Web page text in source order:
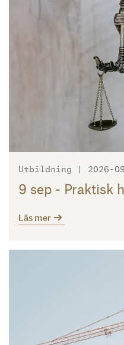
Utbildning | 2026-
9 sep - Praktisk
Läs mer